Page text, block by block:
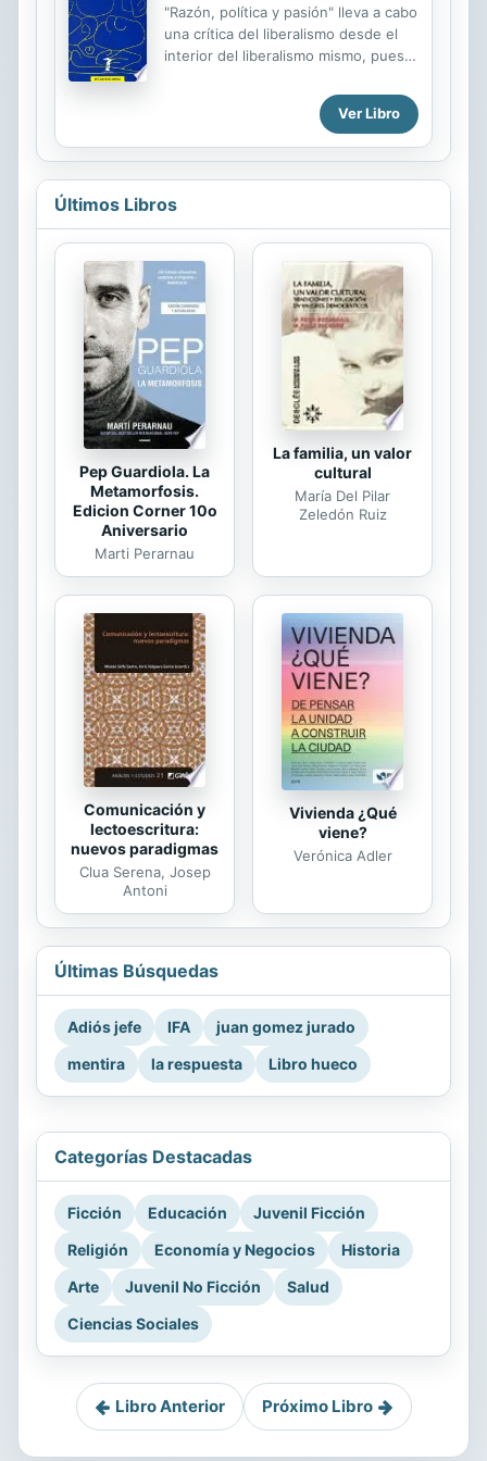
en ese sentido han dependido, en
buena medida, de revelaciones
parciales o tácticas de expedientes -
testimoniales recogidas por fiscales
y procuradores- que han conducido
a muy pocas decisiones de fondo....
"Razón, política y pasión" lleva a cabo
una crítica del liberalismo desde el
interior del liberalismo mismo, pues,
supuesto de que es necesaria una
teoría que pueda explicar y apoyar la
democráticas, y tal teoría, si es que
es posible, ha de ser una teoría
liberal. Walzer analiza la desigualdad
alojada, por así decirlo, en las
asociaciones involuntarias, cuya
importancia rara vez reconocen las
teorías liberales, la experiencia real
de la desigualdad y la "energía
apasionada" sin la que no es posible
oponerse a las...
Ver Libro
Últimos Libros
Pep Guardiola. La
Metamorfosis.
Edicion Corner 10o
Aniversario
Marti Perarnau
La familia, un valor
cultural
María Del Pilar
Zeledón Ruiz
Comunicación y
lectoescritura:
nuevos paradigmas
Clua Serena, Josep
Antoni
Vivienda ¿Qué
viene?
Verónica Adler
Últimas Búsquedas
Adiós jefe IFA
juan gomez jurado
mentira
la respuesta Libro hueco
Categorías Destacadas
Ficción Educación
Juvenil Ficción
Religión
Economía y Negocios
Historia
Arte
Juvenil No Ficción
Salud
Ciencias Sociales
Libro Anterior Próximo Libro